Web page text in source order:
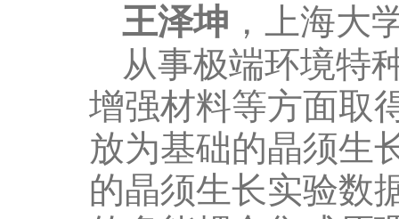
王泽坤 ，上海大
从事极端环境特
增强材料等方面取
放为基础的晶须生
的晶须生长实验数